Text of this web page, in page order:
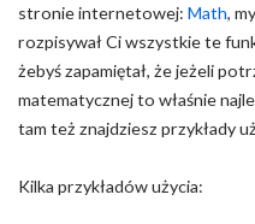
stronie internetowej: Math,
rozpisywał Ci wszystkie te
żebyś zapamiętał, że jeżeli
matematycznej to właśnie
tam też znajdziesz przykłady
Kilka przykładów użycia: